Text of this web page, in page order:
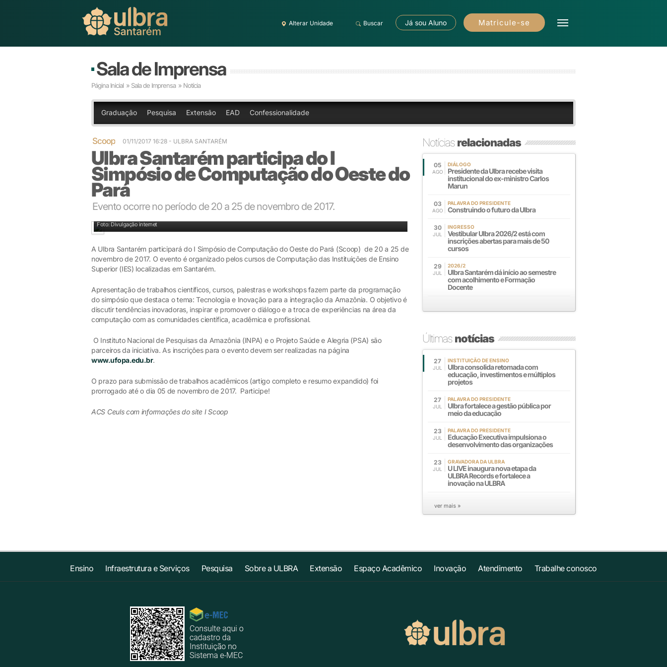
Alterar Unidade Buscar Já sou Aluno Matricule-se
Sala de Imprensa
Página Inicial » Sala de Imprensa » Notícia
Graduação Pesquisa Extensão EAD Confessionalidade
Scoop 01/11/2017 16:28 - ULBRA SANTARÉM
Ulbra Santarém participa do I
Simpósio de Computação do Oeste do
Pará
Evento ocorre no período de 20 a 25 de novembro de 2017.
Foto: Divulgação internet
A Ulbra Santarém participará do I Simpósio de Computação do Oeste do Pará (Scoop) de 20 a 25 de
novembro de 2017. O evento é organizado pelos cursos de Computação das Instituições de Ensino
Superior (IES) localizadas em Santarém.
Apresentação de trabalhos científicos, cursos, palestras e workshops fazem parte da programação
do simpósio que destaca o tema: Tecnologia e Inovação para a integração da Amazônia. O objetivo é
discutir tendências inovadoras, inspirar e promover o diálogo e a troca de experiências na área da
computação com as comunidades científica, acadêmica e profissional.
O Instituto Nacional de Pesquisas da Amazônia (INPA) e o Projeto Saúde e Alegria (PSA) são
parceiros da iniciativa. As inscrições para o evento devem ser realizadas na página
www.ufopa.edu.br.
O prazo para submissão de trabalhos acadêmicos (artigo completo e resumo expandido) foi
prorrogado até o dia 05 de novembro de 2017. Participe!
ACS Ceuls com informações do site I Scoop
Notíciasrelacionadas
05
AGO
DIÁLOGO
Presidente da Ulbra recebe visita
institucional do ex-ministro Carlos
Marun
03
AGO
PALAVRA DO PRESIDENTE
Construindo o futuro da Ulbra
30
JUL
INGRESSO
Vestibular Ulbra 2026/2 está com
inscrições abertas para mais de 50
cursos
29
JUL
2026/2
Ulbra Santarém dá início ao semestre
com acolhimento e Formação
Docente
Últimasnotícias
27
JUL
INSTITUIÇÃO DE ENSINO
Ulbra consolida retomada com
educação, investimentos e múltiplos
projetos
27
JUL
PALAVRA DO PRESIDENTE
Ulbra fortalece a gestão pública por
meio da educação
23
JUL
PALAVRA DO PRESIDENTE
Educação Executiva impulsiona o
desenvolvimento das organizações
23
JUL
GRAVADORA DA ULBRA
U LIVE inaugura nova etapa da
ULBRA Records e fortalece a
inovação na ULBRA
ver mais »
Ensino Infraestrutura e Serviços Pesquisa Sobre a ULBRA Extensão Espaço Acadêmico Inovação Atendimento Trabalhe conosco